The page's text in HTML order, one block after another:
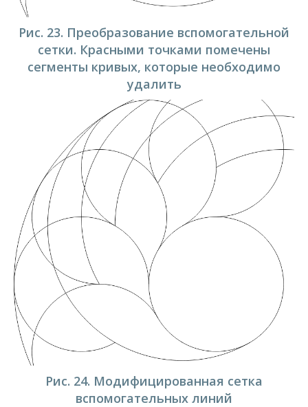
Рис. 23. Преобразование вспомогательной
сетки. Красными точками помечены
сегменты кривых, которые необходимо
удалить
Рис. 24. Модифицированная сетка
вспомогательных линий